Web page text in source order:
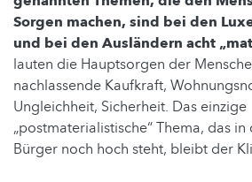
Sorgen machen, sind bei den
und bei den Ausländern acht
lauten die Hauptsorgen der
nachlassende Kaufkraft,
Ungleichheit, Sicherheit. Das einzige
„postmaterialistische“ Thema, das
Bürger noch hoch steht, bleibt der